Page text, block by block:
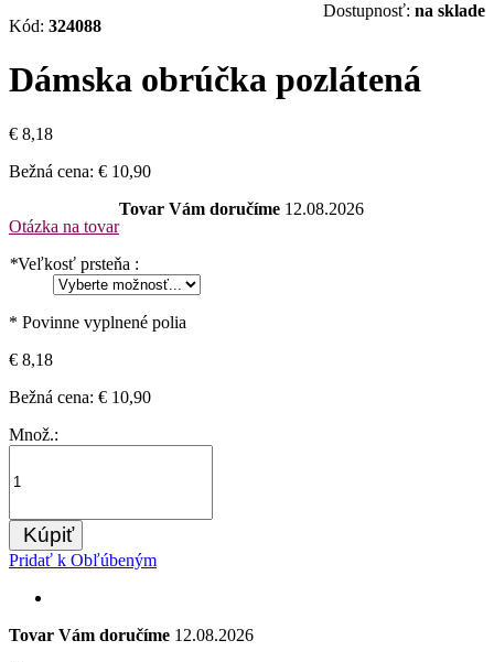
Kód: 324088
Dostupnosť: na sklade
Dámska obrúčka pozlátená
€ 8,18
Bežná cena: € 10,90
Otázka na tovar
Tovar Vám doručíme 12.08.2026
*Veľkosť prsteňa :
* Povinne vyplnené polia
€ 8,18
Bežná cena: € 10,90
Množ.:
Kúpiť
Pridať k Obľúbeným
Tovar Vám doručíme 12.08.2026